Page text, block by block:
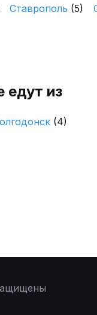
Ставрополь (5)
едут из
(4)